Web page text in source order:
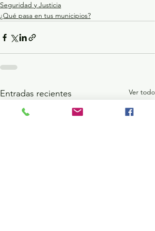
Seguridad y Justicia
¿Qué pasa en tus municipios?
Entradas recientes Ver todo